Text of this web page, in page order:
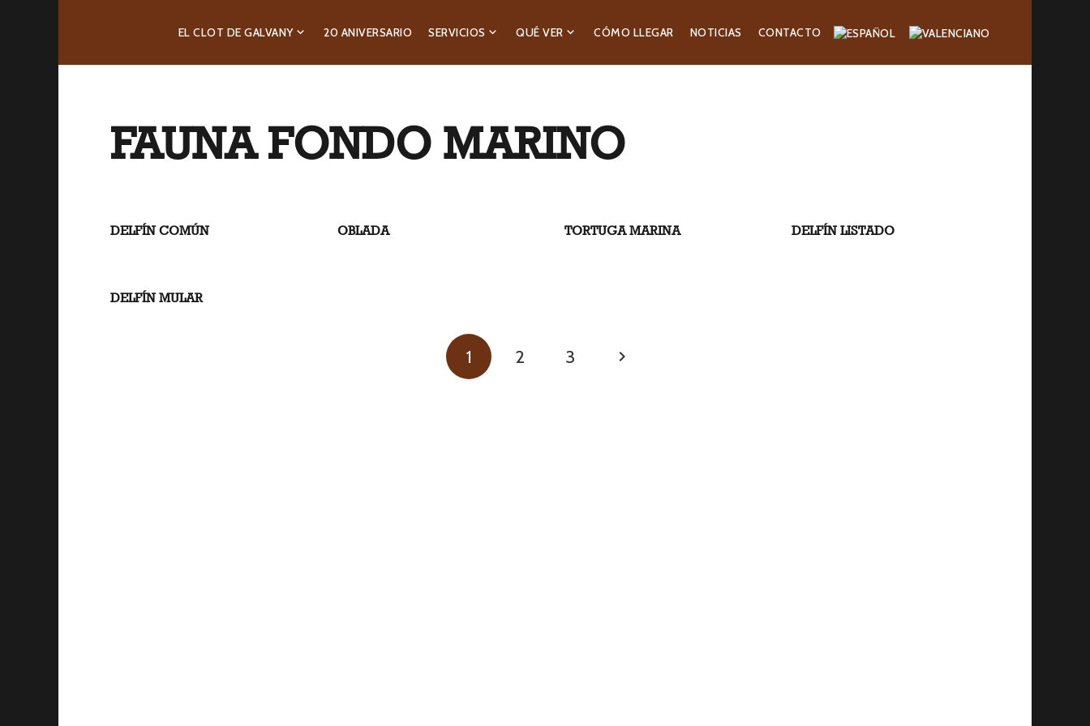
EL CLOT DE GALVANY 20 ANIVERSARIO SERVICIOS QUÉ VER CÓMO LLEGAR NOTICIAS CONTACTO
FAUNA FONDO MARINO
DELFÍN COMÚN OBLADA TORTUGA MARINA DELFÍN LISTADO
DELFÍN MULAR
1 2 3